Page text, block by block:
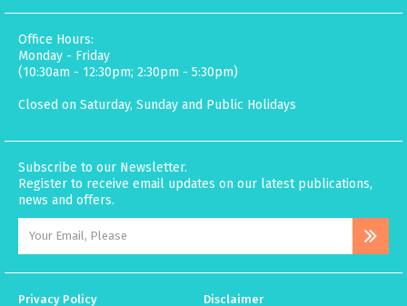
Office Hours:
Monday - Friday
(10:30am - 12:30pm; 2:30pm - 5:30pm)
Closed on Saturday, Sunday and Public Holidays
Subscribe to our Newsletter.
Register to receive email updates on our latest publications,
news and offers.
Privacy Policy Disclaimer